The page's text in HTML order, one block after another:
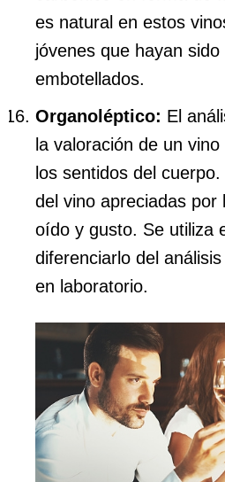
es natural en estos
jóvenes que hayan
embotellados.
Organoléptico: El
la valoración de un
los sentidos del
del vino apreciadas
oído y gusto. Se utiliza
diferenciarlo del
en laboratorio.